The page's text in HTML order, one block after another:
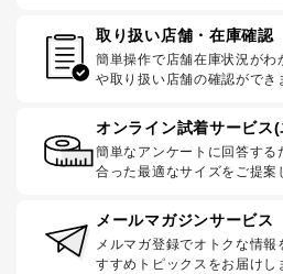
取り扱い店舗・在庫確認
簡単操作で店舗在庫状況がわ
や取り扱い店舗の確認ができ
オンライン試着サービス
簡単なアンケートに回答する
合った最適なサイズをご提案
メールマガジンサービス
メルマガ登録でオトクな情
すすめトピックスをお届けし